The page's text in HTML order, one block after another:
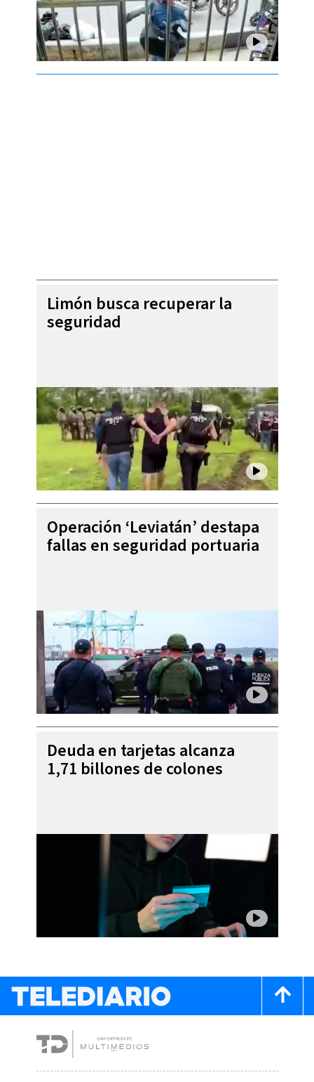
Limón busca recuperar la
seguridad
Operación ‘Leviatán’ destapa
fallas en seguridad portuaria
Deuda en tarjetas alcanza
1,71 billones de colones